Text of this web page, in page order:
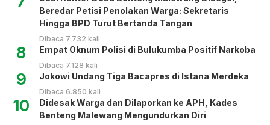
Beredar Petisi Penolakan Warga: Sekretaris
Hingga BPD Turut Bertanda Tangan
Dibaca 7.732 kali
8 Empat Oknum Polisi di Bulukumba Positif Narkoba
Dibaca 7.128 kali
9 Jokowi Undang Tiga Bacapres di Istana Merdeka
Dibaca 6.850 kali
10
Didesak Warga dan Dilaporkan ke APH, Kades
Benteng Malewang Mengundurkan Diri